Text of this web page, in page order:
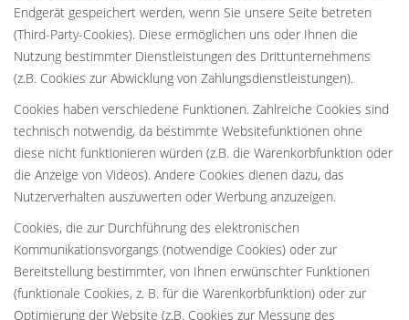
Endgerät gespeichert werden, wenn Sie unsere Seite betreten
(Third-Party-Cookies). Diese ermöglichen uns oder Ihnen die
Nutzung bestimmter Dienstleistungen des Drittunternehmens
(z.B. Cookies zur Abwicklung von Zahlungsdienstleistungen).
Cookies haben verschiedene Funktionen. Zahlreiche Cookies sind
technisch notwendig, da bestimmte Websitefunktionen ohne
diese nicht funktionieren würden (z.B. die Warenkorbfunktion oder
die Anzeige von Videos). Andere Cookies dienen dazu, das
Nutzerverhalten auszuwerten oder Werbung anzuzeigen.
Cookies, die zur Durchführung des elektronischen
Kommunikationsvorgangs (notwendige Cookies) oder zur
Bereitstellung bestimmter, von Ihnen erwünschter Funktionen
(funktionale Cookies, z. B. für die Warenkorbfunktion) oder zur
Optimierung der Website (z.B. Cookies zur Messung des